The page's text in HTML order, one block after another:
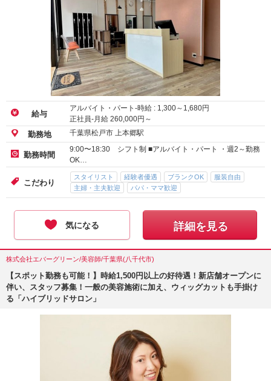
給与
アルバイト・パート-時給 : 1,300～ 1,680円
正社員-月給 260,000円～
勤務地 千葉県松戸市 上本郷駅
勤務時間
9:00〜18:30 シフト制 ■アルバイト・パート ・週2～勤務
OK…
こだわり
スタイリスト 経験者優遇 ブランクOK
服装自由
主婦・主夫歓迎
パパ・ママ歓迎
気になる 詳細を見る
株式会社エバーグリーン/美容師/千葉県(八千代市)
【スポット勤務も可能！】時給1,500円以上の好待遇！新店舗オープンに
伴い、スタッフ募集！一般の美容施術に加え、ウィッグカットも手掛け
る「ハイブリッドサロン」